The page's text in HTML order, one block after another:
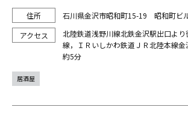
石川県金沢市昭和町15-19 昭和町ビ
北陸鉄道浅野川線北鉄金沢駅出口よ
線，ＩＲいしかわ鉄道ＪＲ北陸本線
約5分
居酒屋